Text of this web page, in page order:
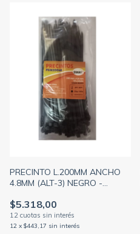
PRECINTO L.200MM ANCHO
4.8MM (ALT-3) NEGRO -
(GENERICO)
$5.318,00
12 x $443,17 sin interés